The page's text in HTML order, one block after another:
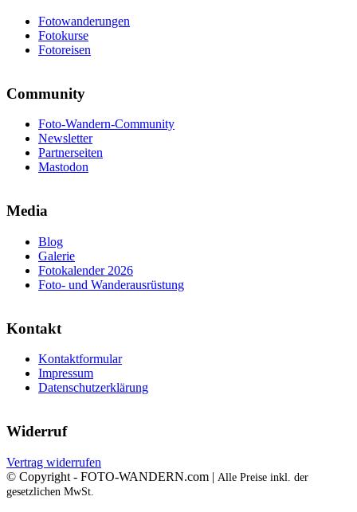
Fotowanderungen
Fotokurse
Fotoreisen
Community
Foto-Wandern-Community
Newsletter
Partnerseiten
Mastodon
Media
Blog
Galerie
Fotokalender 2026
Foto- und Wanderausrüstung
Kontakt
Kontaktformular
Impressum
Datenschutzerklärung
Widerruf
Vertrag widerrufen
© Copyright - FOTO-WANDERN.com | Alle Preise inkl. der
gesetzlichen MwSt.